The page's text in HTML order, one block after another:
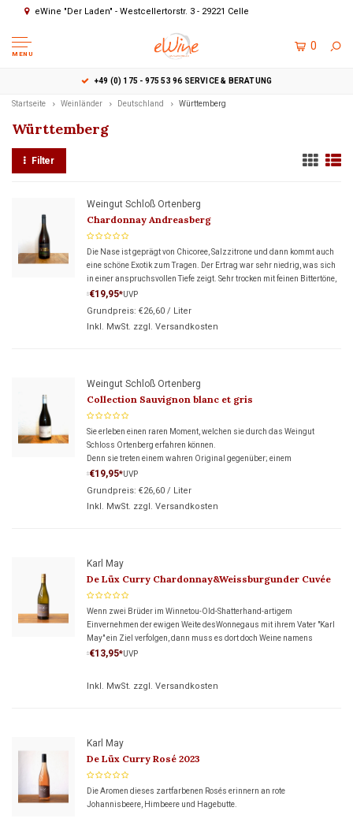
eWine "Der Laden" - Westcellertorstr. 3 - 29221 Celle
MENU
0
EWINE "DER LADEN" - WESTCELLERTORSTR. 3 - 29221
Startseite Weinländer Deutschland Württemberg
Württemberg
Filter
Weingut Schloß Ortenberg
Chardonnay Andreasberg
Die Nase ist geprägt von Chicoree, Salzzitrone und dann kommt auch
eine schöne Exotik zum Tragen. Der Ertrag war sehr niedrig, was sich
in einer anspruchsvollen Tiefe zeigt. Sehr trocken mit feinen Bittertöne,
die diesem Wein sehr gut stehen.
*€19,95*UVP
Grundpreis: €26,60 / Liter
Inkl. MwSt. zzgl. Versandkosten
Weingut Schloß Ortenberg
Collection Sauvignon blanc et gris
Sie erleben einen raren Moment, welchen sie durch das Weingut
Schloss Ortenberg erfahren können.
Denn sie treten einem wahren Original gegenüber; einem
außergewöhnlichen Cuvée – geschaffen aus weißem und grauem
*€19,95*UVP
Grundpreis: €26,60 / Liter
Inkl. MwSt. zzgl. Versandkosten
Karl May
De Lüx Curry Chardonnay&Weissburgunder Cuvée
Wenn zwei Brüder im Winnetou-Old-Shatterhand-artigem
Einvernehmen der ewigen Weite desWonnegaus mit ihrem Vater "Karl
May" ein Ziel verfolgen, dann muss es dort doch Weine namens
Blutsbrüder geben.
*€13,95*UVP
Inkl. MwSt. zzgl. Versandkosten
Karl May
De Lüx Curry Rosé 2023
Die Aromen dieses zartfarbenen Rosés erinnern an rote
Johannisbeere, Himbeere und Hagebutte.